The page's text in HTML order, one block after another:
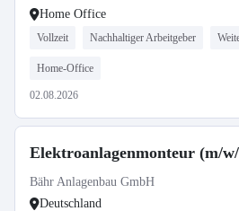
Home Office
Vollzeit Nachhaltiger Arbeitgeber
Home-Office
02.08.2026
Elektroanlagenmonteur (m/
Bähr Anlagenbau GmbH
Deutschland